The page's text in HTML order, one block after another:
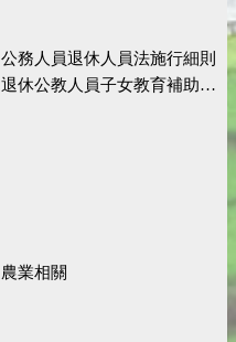
公務人員退休人員法施行細則
退休公教人員子女教育補助規定
農業相關